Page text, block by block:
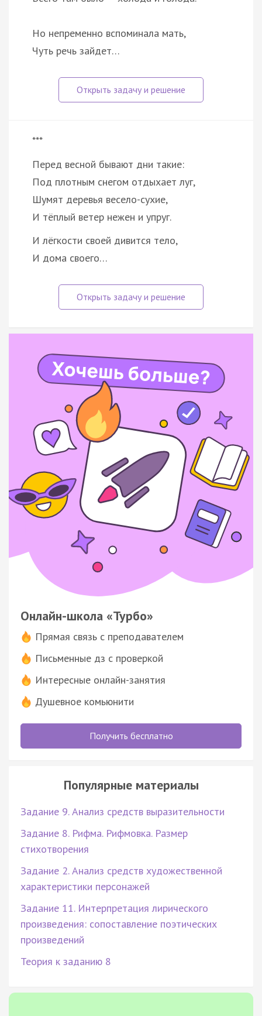
Но непременно вспоминала мать,
Чуть речь зайдет…
***
Перед весной бывают дни такие:
Под плотным снегом отдыхает луг,
Шумят деревья весело-сухие,
И тёплый ветер нежен и упруг.
И лёгкости своей дивится тело,
И дома своего…
Онлайн-школа «Турбо»
Прямая связь с преподавателем
Письменные дз с проверкой
Интересные онлайн-занятия
Душевное комьюнити
Получить бесплатно
Популярные материалы
Задание 9. Анализ средств выразительности
Задание 8. Рифма. Рифмовка. Размер
стихотворения
Задание 2. Анализ средств художественной
характеристики персонажей
Задание 11. Интерпретация лирического
произведения: сопоставление поэтических
произведений
Теория к заданию 8